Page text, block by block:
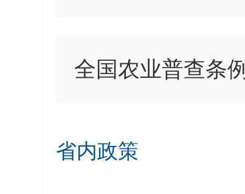
全国农业普查条例
省内政策